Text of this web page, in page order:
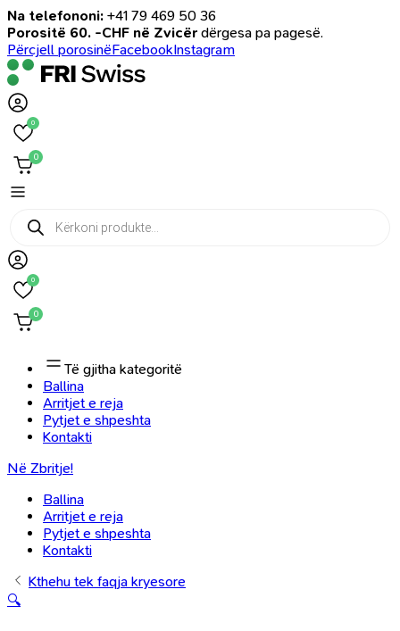
Na telefononi: +41 79 469 50 36
Porositë 60. -CHF në Zvicër dërgesa pa pagesë.
Përcjell porosinëFacebookInstagram
0
0
Products
search
0
0
Të gjitha kategoritë
Ballina
Arritjet e reja
Pytjet e shpeshta
Kontakti
Në Zbritje!
Ballina
Arritjet e reja
Pytjet e shpeshta
Kontakti
Kthehu tek faqja kryesore
🔍